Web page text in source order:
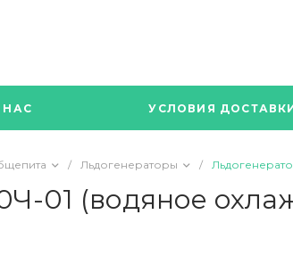
НАС УСЛОВИЯ
/ Льдогенераторы /
01 (водяное